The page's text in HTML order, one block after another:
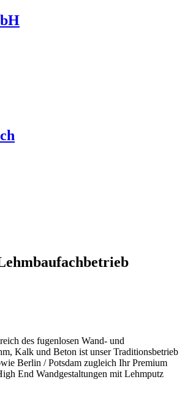
des fugenlosen Wand- und
Kalk und Beton ist unser Traditionsbetrieb
Berlin / Potsdam zugleich Ihr Premium
End Wandgestaltungen mit Lehmputz